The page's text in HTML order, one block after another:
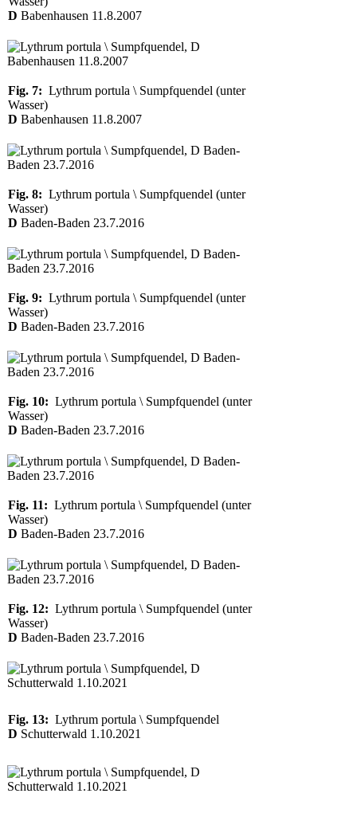
D Babenhausen 11.8.2007
Fig. 7: Lythrum portula \ Sumpfquendel (unter
Wasser)
D Babenhausen 11.8.2007
Fig. 8: Lythrum portula \ Sumpfquendel (unter
Wasser)
D Baden-Baden 23.7.2016
Fig. 9: Lythrum portula \ Sumpfquendel (unter
Wasser)
D Baden-Baden 23.7.2016
Fig. 10: Lythrum portula \ Sumpfquendel (unter
Wasser)
D Baden-Baden 23.7.2016
Fig. 11: Lythrum portula \ Sumpfquendel (unter
Wasser)
D Baden-Baden 23.7.2016
Fig. 12: Lythrum portula \ Sumpfquendel (unter
Wasser)
D Baden-Baden 23.7.2016
Fig. 13: Lythrum portula \ Sumpfquendel
D Schutterwald 1.10.2021